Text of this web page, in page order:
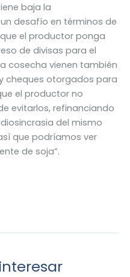
baja la
desafío en términos de
el productor ponga
de divisas para el
cosecha vienen también
cheques otorgados para
el productor no
evitarlos, refinanciando
del mismo
que podríamos ver
de soja”.